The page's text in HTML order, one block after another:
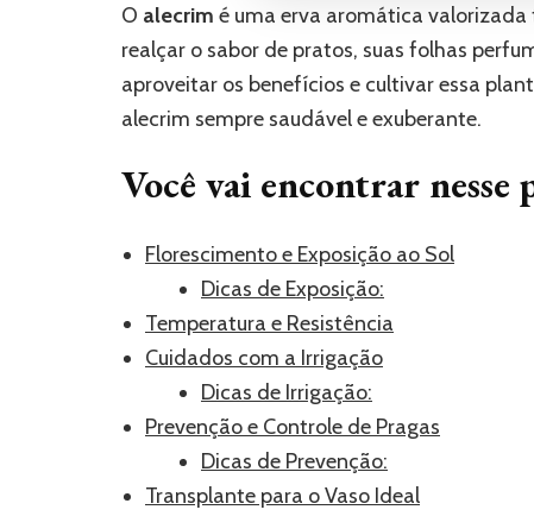
O alecrim é uma erva aromática
realçar o sabor de pratos, suas folhas
aproveitar os benefícios e cultivar essa
alecrim sempre saudável e exuberante.
Você vai encontrar nesse
Florescimento e Exposição ao Sol
Dicas de Exposição:
Temperatura e Resistência
Cuidados com a Irrigação
Dicas de Irrigação:
Prevenção e Controle de Pragas
Dicas de Prevenção:
Transplante para o Vaso Ideal